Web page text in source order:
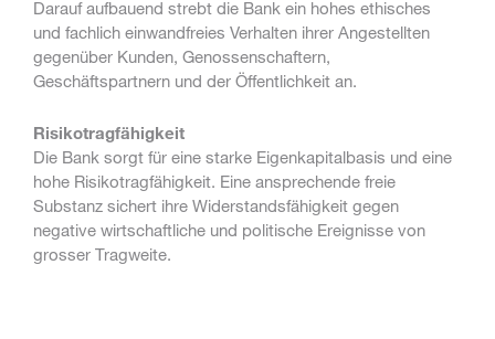
Darauf aufbauend strebt die Bank ein hohes ethisches
und fachlich einwandfreies Verhalten ihrer Angestellten
gegenüber Kunden, Genossenschaftern,
Geschäftspartnern und der Öffentlichkeit an.
Risikotragfähigkeit
Die Bank sorgt für eine starke Eigenkapitalbasis und eine
hohe Risikotragfähigkeit. Eine ansprechende freie
Substanz sichert ihre Widerstandsfähigkeit gegen
negative wirtschaftliche und politische Ereignisse von
grosser Tragweite.